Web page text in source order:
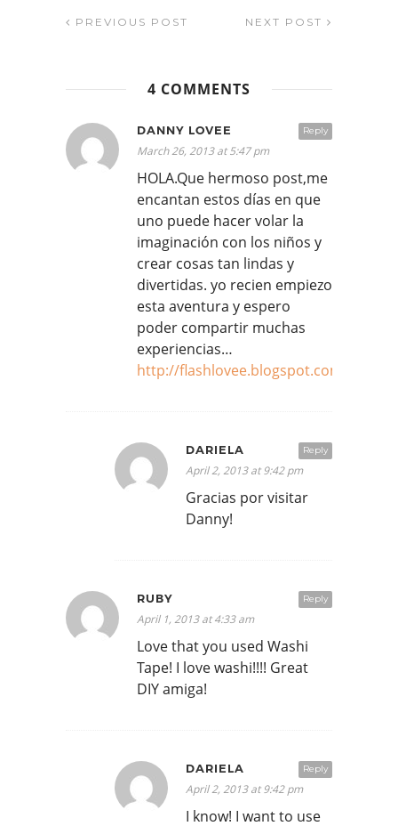
PREVIOUS POST NEXT POST
4 COMMENTS
Reply
DANNY LOVEE
March 26, 2013 at 5:47 pm
HOLA.Que hermoso post,me
encantan estos días en que
uno puede hacer volar la
imaginación con los niños y
crear cosas tan lindas y
divertidas. yo recien empiezo
esta aventura y espero
poder compartir muchas
experiencias…
http://flashlovee.blogspot.com/
Reply
DARIELA
April 2, 2013 at 9:42 pm
Gracias por visitar
Danny!
Reply
RUBY
April 1, 2013 at 4:33 am
Love that you used Washi
Tape! I love washi!!!! Great
DIY amiga!
Reply
DARIELA
April 2, 2013 at 9:42 pm
I know! I want to use